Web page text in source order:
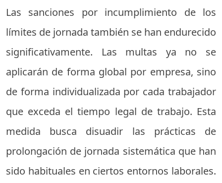
Las sanciones por incumplimiento de los
límites de jornada también se han endurecido
significativamente. Las multas ya no se
aplicarán de forma global por empresa, sino
de forma individualizada por cada trabajador
que exceda el tiempo legal de trabajo. Esta
medida busca disuadir las prácticas de
prolongación de jornada sistemática que han
sido habituales en ciertos entornos laborales.